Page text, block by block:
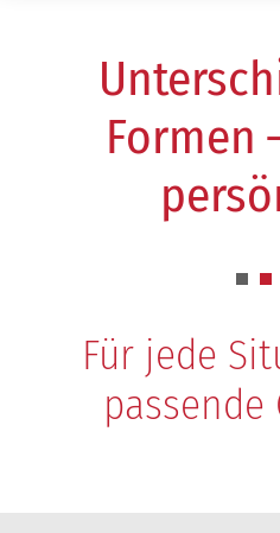
Consulting
Formen
Für jede
passende